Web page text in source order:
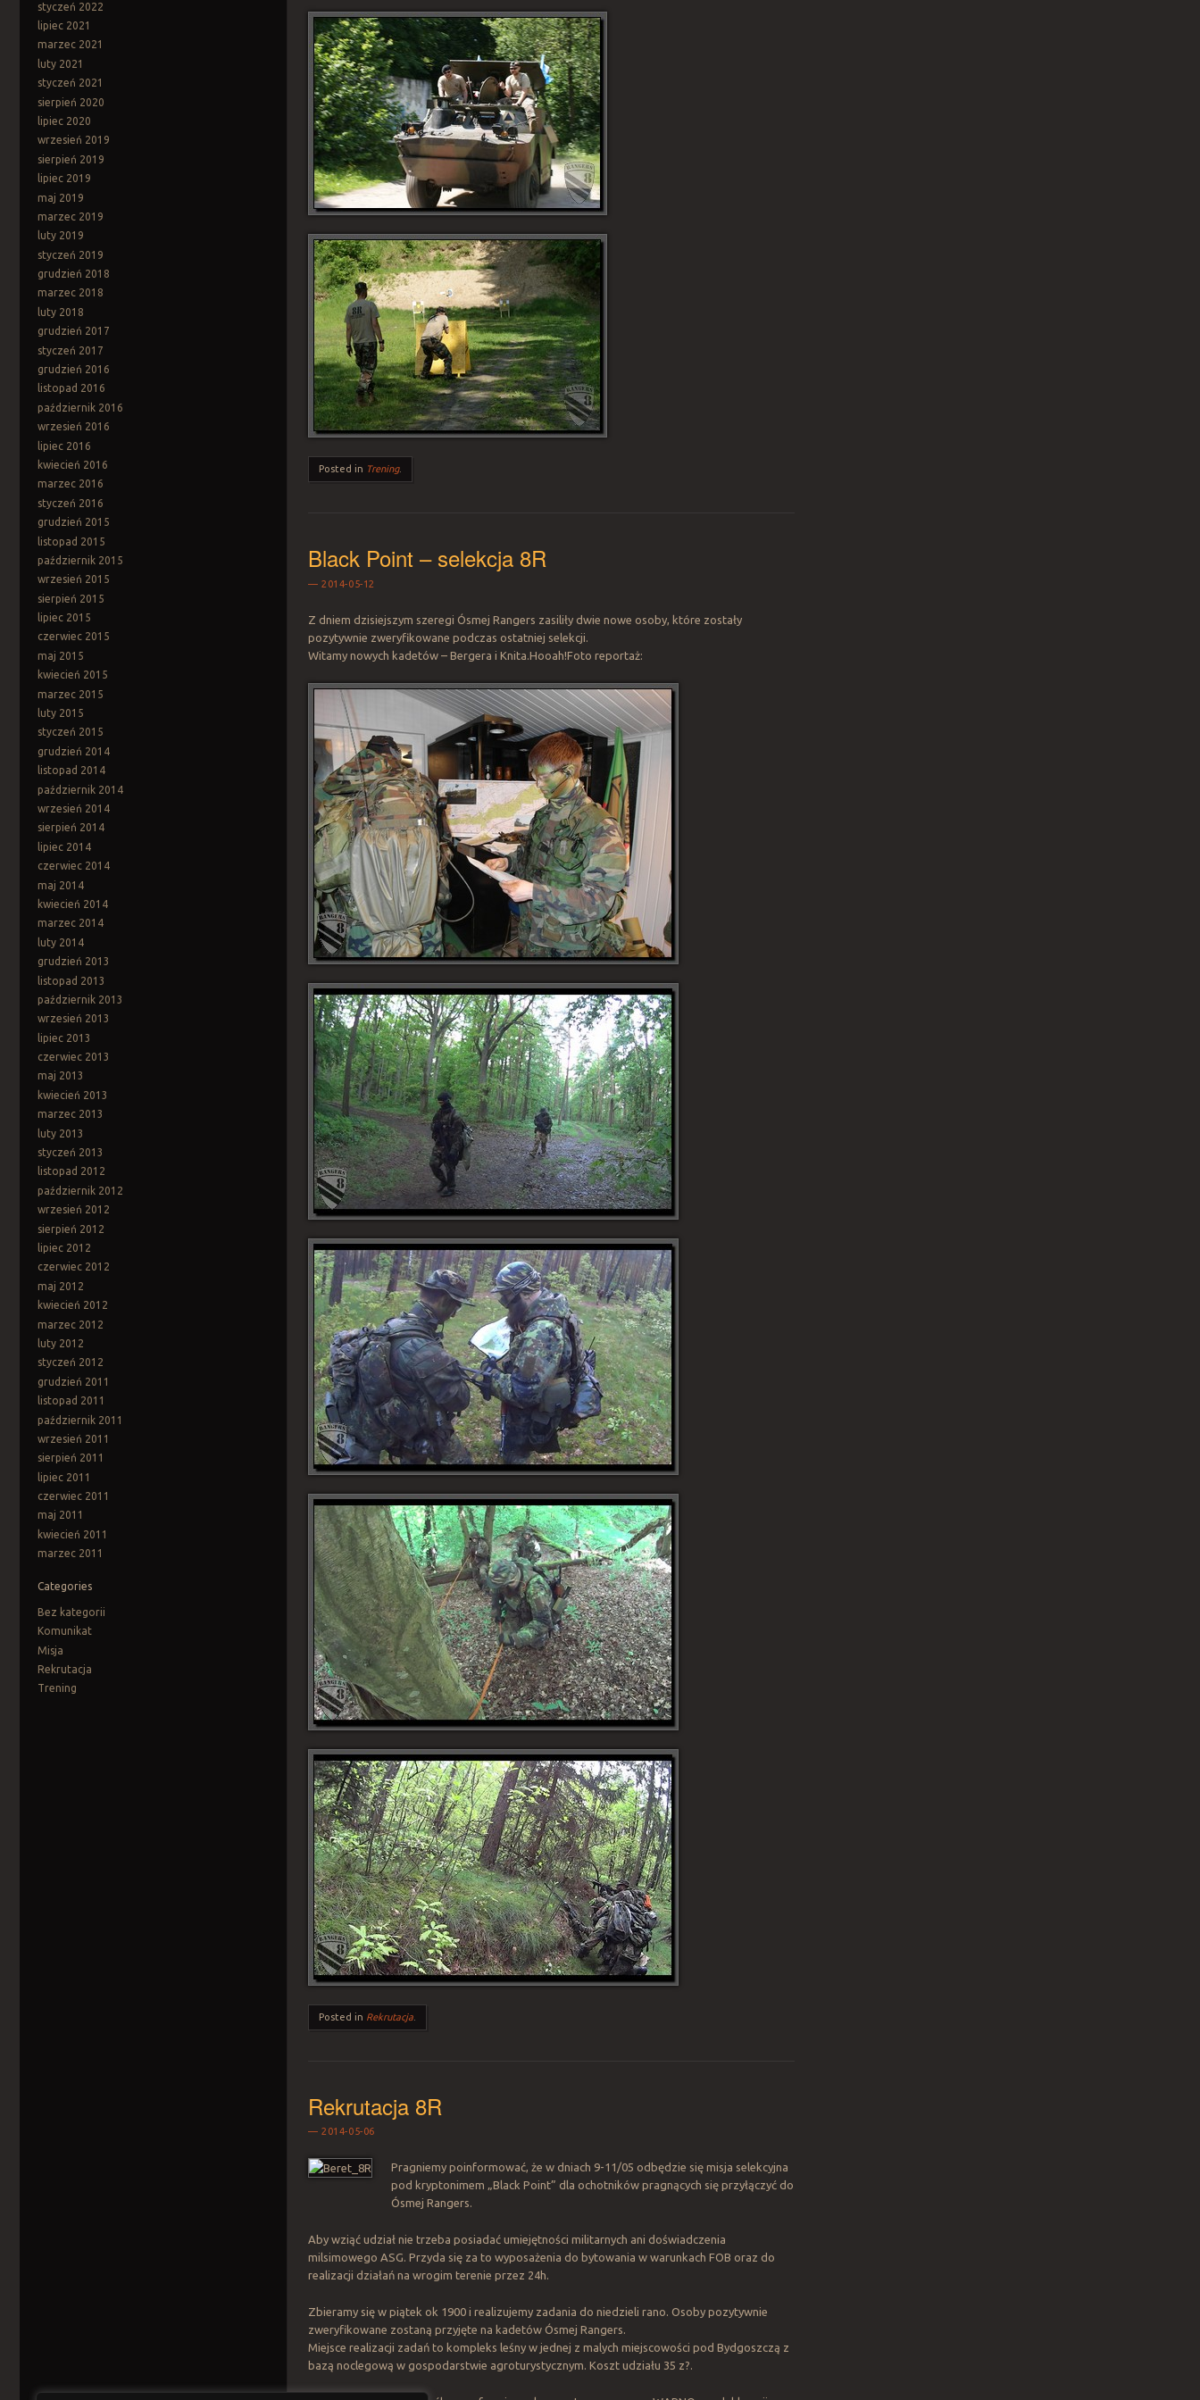
styczeń 2022
lipiec 2021
marzec 2021
luty 2021
styczeń 2021
sierpień 2020
lipiec 2020
wrzesień 2019
sierpień 2019
lipiec 2019
maj 2019
marzec 2019
luty 2019
styczeń 2019
grudzień 2018
marzec 2018
luty 2018
grudzień 2017
styczeń 2017
grudzień 2016
listopad 2016
październik 2016
wrzesień 2016
lipiec 2016
kwiecień 2016
marzec 2016
styczeń 2016
grudzień 2015
listopad 2015
październik 2015
wrzesień 2015
sierpień 2015
lipiec 2015
czerwiec 2015
maj 2015
kwiecień 2015
marzec 2015
luty 2015
styczeń 2015
grudzień 2014
listopad 2014
październik 2014
wrzesień 2014
sierpień 2014
lipiec 2014
czerwiec 2014
maj 2014
kwiecień 2014
marzec 2014
luty 2014
grudzień 2013
listopad 2013
październik 2013
wrzesień 2013
lipiec 2013
czerwiec 2013
maj 2013
kwiecień 2013
marzec 2013
luty 2013
styczeń 2013
listopad 2012
październik 2012
wrzesień 2012
sierpień 2012
lipiec 2012
czerwiec 2012
maj 2012
kwiecień 2012
marzec 2012
luty 2012
styczeń 2012
grudzień 2011
listopad 2011
październik 2011
wrzesień 2011
sierpień 2011
lipiec 2011
czerwiec 2011
maj 2011
kwiecień 2011
marzec 2011
Categories
Bez kategorii
Komunikat
Misja
Rekrutacja
Trening
Posted in Trening.
Black Point – selekcja 8R
2014-05-12
Z dniem dzisiejszym szeregi Ósmej Rangers zasiliły dwie nowe osoby, które zostały
pozytywnie zweryfikowane podczas ostatniej selekcji.
Witamy nowych kadetów – Bergera i Knita.Hooah!Foto reportaż:
Posted in Rekrutacja
Rekrutacja 8R
2014-05-06
Pragniemy poinformować, że w dniach 9-11/05 odbędzie się misja selekcyjna
pod kryptonimem „Black Point” dla ochotników pragnących się przyłączyć do
Ósmej Rangers.
Aby wziąć udział nie trzeba posiadać umiejętności militarnych ani doświadczenia
milsimowego ASG. Przyda się za to wyposażenia do bytowania w warunkach FOB oraz do
realizacji działań na wrogim terenie przez 24h.
Zbieramy się w piątek ok 1900 i realizujemy zadania do niedzieli rano. Osoby pozytywnie
zweryfikowane zostaną przyjęte na kadetów Ósmej Rangers.
Miejsce realizacji zadań to kompleks leśny w jednej z malych miejscowości pod Bydgoszczą z
bazą noclegową w gospodarstwie agroturystycznym. Koszt udziału 35 z?.